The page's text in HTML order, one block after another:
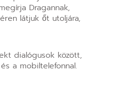
Dragannak,
látjuk őt utoljára,
dialógusok között,
a mobiltelefonnal.